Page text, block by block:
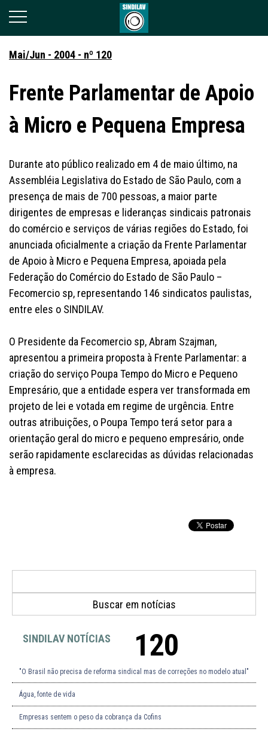
Mai/Jun - 2004 - nº 120
Frente Parlamentar de Apoio
à Micro e Pequena Empresa
Durante ato público realizado em 4 de maio último, na
Assembléia Legislativa do Estado de São Paulo, com a
presença de mais de 700 pessoas, a maior parte
dirigentes de empresas e lideranças sindicais patronais
do comércio e serviços de várias regiões do Estado, foi
anunciada oficialmente a criação da Frente Parlamentar
de Apoio à Micro e Pequena Empresa, apoiada pela
Federação do Comércio do Estado de São Paulo –
Fecomercio sp, representando 146 sindicatos paulistas,
entre eles o SINDILAV.
O Presidente da Fecomercio sp, Abram Szajman,
apresentou a primeira proposta à Frente Parlamentar: a
criação do serviço Poupa Tempo do Micro e Pequeno
Empresário, que a entidade espera ver transformada em
projeto de lei e votada em regime de urgência. Entre
outras atribuições, o Poupa Tempo terá setor para a
orientação geral do micro e pequeno empresário, onde
serão rapidamente esclarecidas as dúvidas relacionadas
à empresa.
SINDILAV NOTÍCIAS 120
"O Brasil não precisa de reforma sindical mas de correções no modelo atual"
Água, fonte de vida
Empresas sentem o peso da cobrança da Cofins